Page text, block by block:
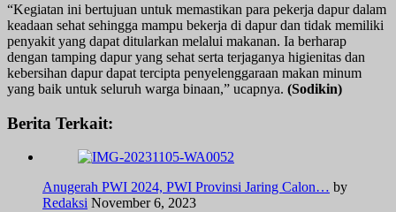
“Kegiatan ini bertujuan untuk memastikan para pekerja dapur dalam
keadaan sehat sehingga mampu bekerja di dapur dan tidak memiliki
penyakit yang dapat ditularkan melalui makanan. Ia berharap
dengan tamping dapur yang sehat serta terjaganya higienitas dan
kebersihan dapur dapat tercipta penyelenggaraan makan minum
yang baik untuk seluruh warga binaan,” ucapnya. (Sodikin)
Berita Terkait:
Anugerah PWI 2024, PWI Provinsi Jaring Calon… by
Redaksi November 6, 2023